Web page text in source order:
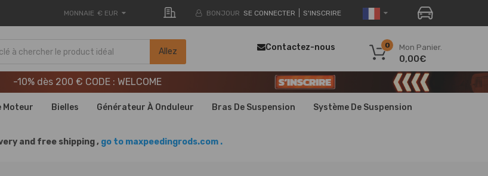
MONNAIE € EUR BONJOUR SE CONNECTER S'INSCRIRE
Allez Mon Panier.
0
0,00€
Contactez-nous
LIVRAISON GRATUITE À DOMICILE - FR
20e anniversaire : -9% | CODE : MXR20TH
-10% dès 200 € CODE : WELCOME
LIVRAISON GRATUITE À DOMICILE - FR
Moteur Bielles Générateur À Onduleur Bras De Suspension Système De Suspension
and free shipping , go to maxpeedingrods.com .